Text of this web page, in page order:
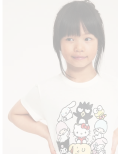
Dodaj do listy ulubione